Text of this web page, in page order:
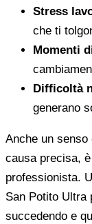
Stress
che ti
Momenti
Difficoltà
generano
Anche un
causa precisa,
professionista.
San Potito Ultra
succedendo e